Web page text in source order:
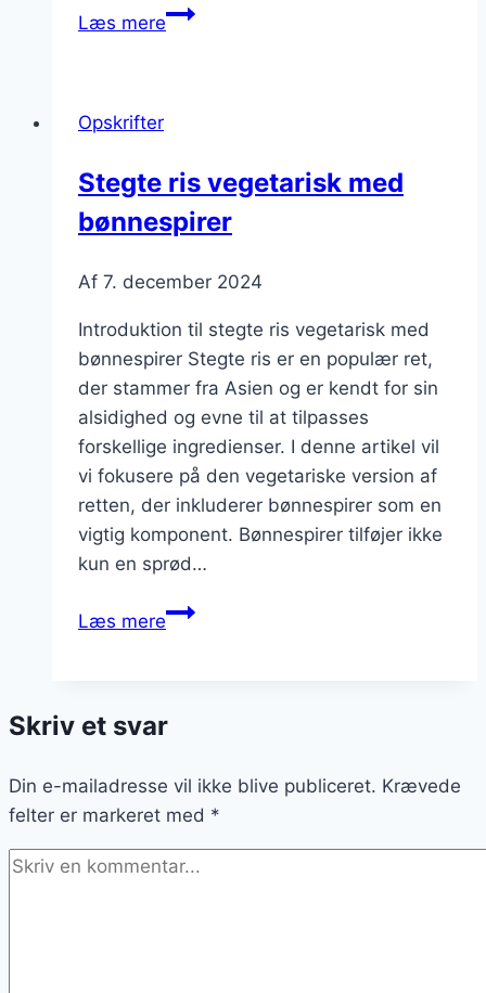
Læs mereStegte
Opskrifter
Stegte ris vegetarisk med
bønnespirer
Af 7. december 2024
Introduktion til stegte ris vegetarisk med
bønnespirer Stegte ris er en populær ret,
der stammer fra Asien og er kendt for sin
alsidighed og evne til at tilpasses
forskellige ingredienser. I denne artikel vil
vi fokusere på den vegetariske version af
retten, der inkluderer bønnespirer som en
vigtig komponent. Bønnespirer tilføjer ikke
kun en sprød…
Læs mereStegte
bønnespirer
Skriv et svar
Din e-mailadresse vil ikke blive publiceret. Krævede
felter er markeret med *